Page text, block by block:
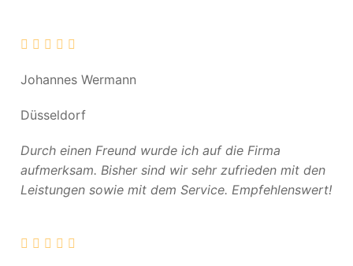
Johannes Wermann
Düsseldorf
Durch einen Freund wurde ich auf die Firma
aufmerksam. Bisher sind wir sehr zufrieden mit den
Leistungen sowie mit dem Service. Empfehlenswert!